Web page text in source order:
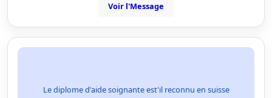
Voir l'Message
Le diplome d'aide soignante est'il reconnu en suisse